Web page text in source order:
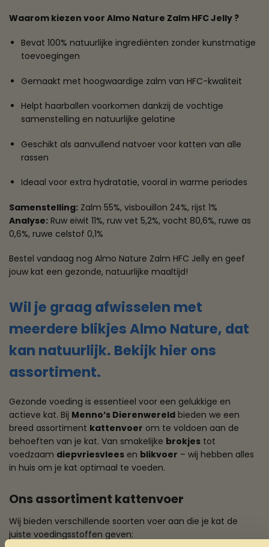
Waarom kiezen voor Almo Nature Zalm HFC Jelly ?
Bevat 100% natuurlijke ingrediënten zonder kunstmatige
toevoegingen
Gemaakt met hoogwaardige zalm van HFC-kwaliteit
Helpt haarballen voorkomen dankzij de vochtige
samenstelling en natuurlijke gelatine
Geschikt als aanvullend natvoer voor katten van alle
rassen
Ideaal voor extra hydratatie, vooral in warme periodes
Samenstelling: Zalm 55%, visbouillon 24%, rijst 1%
Analyse: Ruw eiwit 11%, ruw vet 5,2%, vocht 80,6%, ruwe as
0,6%, ruwe celstof 0,1%
Bestel vandaag nog Almo Nature Zalm HFC Jelly en geef
jouw kat een gezonde, natuurlijke maaltijd!
Wil je graag afwisselen met
meerdere blikjes Almo Nature, dat
kan natuurlijk. Bekijk hier ons
assortiment.
Gezonde voeding is essentieel voor een gelukkige en
actieve kat. Bij Menno’s Dierenwereld bieden we een
breed assortiment kattenvoer om te voldoen aan de
behoeften van je kat. Van smakelijke brokjes tot
voedzaam diepvriesvlees en blikvoer – wij hebben alles
in huis om je kat optimaal te voeden.
Ons assortiment kattenvoer
Wij bieden verschillende soorten voer aan die je kat de
juiste voedingsstoffen geven: